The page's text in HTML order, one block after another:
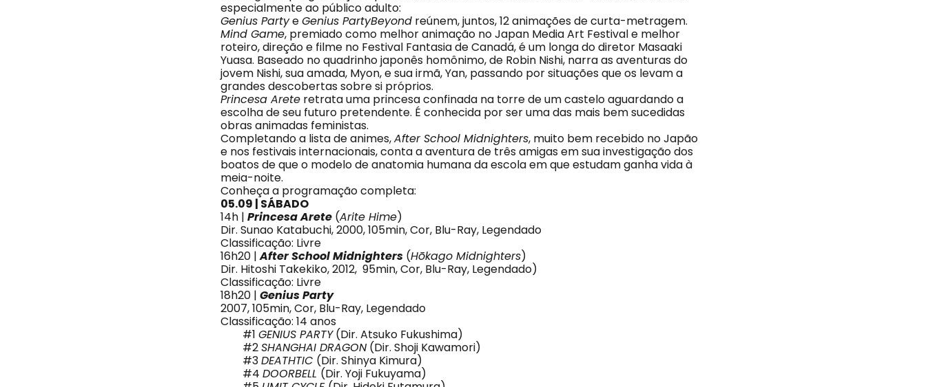
especialmente ao público adulto:
Genius PartyeGenius PartyBeyond reúnem, juntos, 12 animações de curta-metragem.
Mind Game, premiado como melhor animação no Japan Media Art Festival e melhor
roteiro, direção e filme no Festival Fantasia de Canadá, é um longa do diretor Masaaki
Yuasa. Baseado no quadrinho japonês homônimo, de Robin Nishi, narra as aventuras do
jovem Nishi, sua amada, Myon, e sua irmã, Yan, passando por situações que os levam a
grandes descobertas sobre si próprios.
Princesa Arete retrata uma princesa confinada na torre de um castelo aguardando a
escolha de seu futuro pretendente. É conhecida por ser uma das mais bem sucedidas
obras animadas feministas.
Completando a lista de animes,After School Midnighters, muito bem recebido no Japão
e nos festivais internacionais, conta a aventura de três amigas em sua investigação dos
boatos de que o modelo de anatomia humana da escola em que estudam ganha vida à
meia-noite.
Conheça a programação completa:
05.09 | SÁBADO
14h | Princesa Arete (Arite Hime)
Dir. Sunao Katabuchi, 2000, 105min, Cor, Blu-Ray, Legendado
Classificação: Livre
16h20 |After School Midnighters (Hōkago Midnighters)
Dir. Hitoshi Takekiko, 2012, 95min, Cor, Blu-Ray, Legendado)
Classificação: Livre
18h20 | Genius Party
2007, 105min, Cor, Blu-Ray, Legendado
Classificação: 14 anos
#1 GENIUS PARTY(Dir. Atsuko Fukushima)
#2SHANGHAI DRAGON (Dir. Shoji Kawamori)
#3DEATHTIC (Dir. Shinya Kimura)
#4 DOORBELL (Dir. Yoji Fukuyama)